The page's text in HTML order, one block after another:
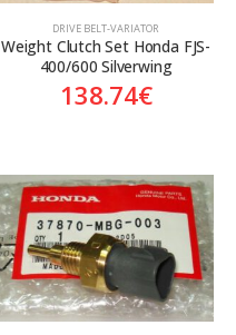
DRIVE BELT-VARIATOR
Weight Clutch Set Honda FJS-
400/600 Silverwing
138.74€